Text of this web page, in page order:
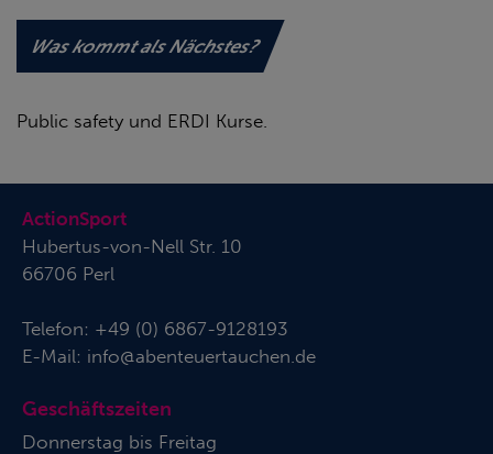
Was kommt als Nächstes?
Public safety und ERDI Kurse.
ActionSport
Hubertus-von-Nell Str. 10
66706 Perl
Telefon: +49 (0) 6867-9128193
E-Mail: info@abenteuertauchen.de
Geschäftszeiten
Donnerstag bis Freitag